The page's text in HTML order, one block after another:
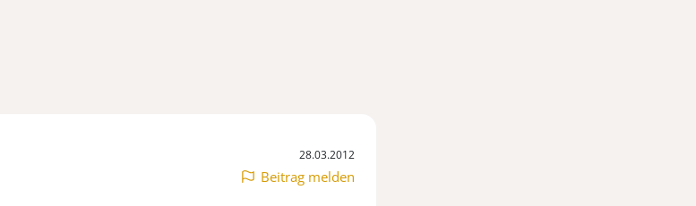
28.03.2012
Beitrag melden